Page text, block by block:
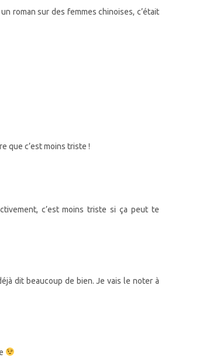
roman sur des femmes chinoises, c’était
que c’est moins triste !
c’est moins triste si ça peut te
dit beaucoup de bien. Je vais le noter à